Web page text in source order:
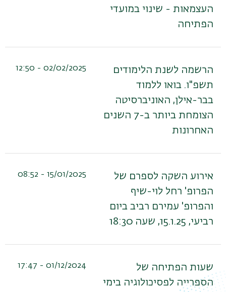
העצמאות - שינוי במועדי
הפתיחה
הרשמה לשנת הלימודים
תשפ"ו. בואו ללמוד
בבר-אילן, האוניברסיטה
הצומחת ביותר ב-7 השנים
האחרונות
02/02/2025 - 12:50
אירוע השקה לספרם של
הפרופ' רחל לוי-שיף
והפרופ' עמירם רביב ביום
רביעי, 15.1.25, שעה 18:30
15/01/2025 - 08:52
שעות הפתיחה של
הספרייה לפסיכולוגיה בימי
01/12/2024 - 17:47